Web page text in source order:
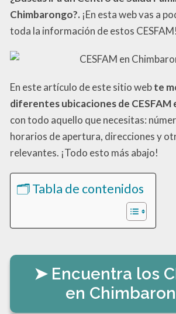
Chimbarongo?. ¡En esta web vas a
toda la información de estos CESFAM!
En este artículo de este sitio webte
diferentes ubicaciones de CESFAM
con todo aquello que necesitas:
horarios de apertura, direcciones y
relevantes. ¡Todo esto más abajo!
🗂️ Tabla de contenidos
Encuentra los
en